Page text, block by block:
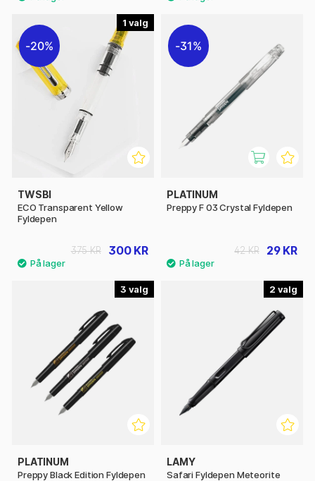
1
20%
TWSBI
ECO Transparent Yellow
Fyldepen
300 KR
375 KR
31%
PLATINUM
Preppy F 03 Crystal Fyldepen
29 KR
42 KR
3
PLATINUM
Preppy Black Edition Fyldepen
2
LAMY
Safari Fyldepen Meteorite